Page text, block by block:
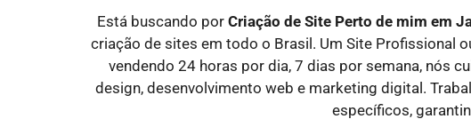
Está buscando por Criação de Site Perto de mim em
criação de sites em todo o Brasil. Um Site Profissional
vendendo 24 horas por dia, 7 dias por semana, nós
design, desenvolvimento web e marketing digital.
específicos,